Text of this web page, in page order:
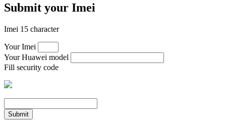
Submit your Imei
Imei 15 character
Your Imei
Your Huawei model
Fill security code
Submit